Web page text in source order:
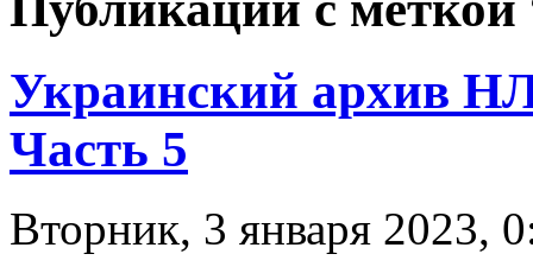
Украинский архив
Часть 5
Вторник, 3 января 2023,